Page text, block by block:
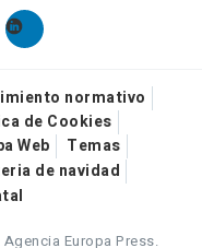
normativo
de Cookies
Web
Temas
de navidad
Europa Press.